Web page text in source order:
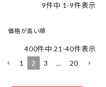
9件中 1 -9件表示
価格が高い順
400件中 21 -40件表示
1
2 3 … 20